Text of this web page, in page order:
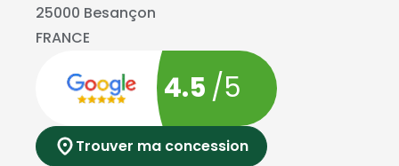
25000 Besançon
FRANCE
4.5 /5
Trouver ma concession